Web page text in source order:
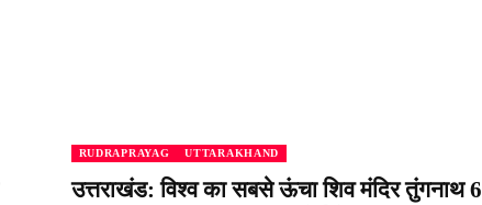
RUDRAPRAYAG UTTARAKHAND
उत्तराखंड: विश्व का सबसे ऊंचा शिव मंदिर तुंगनाथ 6